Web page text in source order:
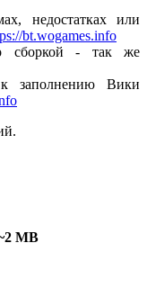
недостатках или
bt.wogames.info
сборкой - так же
к заполнению Вики
MB